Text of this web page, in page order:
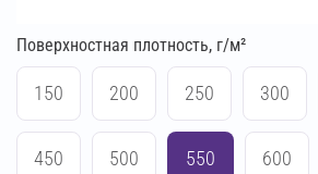
Поверхностная плотность, г/м²
150 200 250 300
450 500 550 600